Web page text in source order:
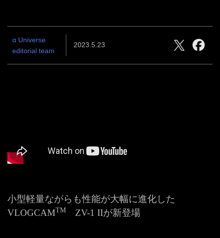
α Universe
editorial team
2023.5.23
小型軽量ながらも性能が大幅に進化した
VLOGCAMTM ZV-1 IIが新登場